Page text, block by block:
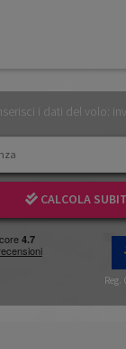
i dati del volo:
CALCOLA
Reg.